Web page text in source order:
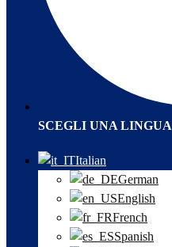
SCEGLI UNA LINGUA
Italian
German
English
French
Spanish